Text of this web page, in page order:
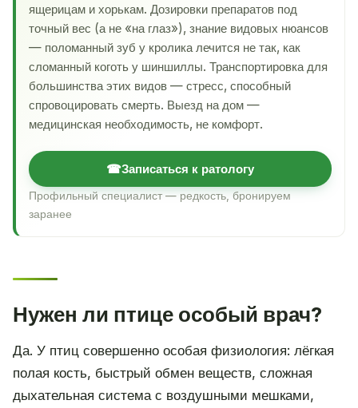
ящерицам и хорькам. Дозировки препаратов под
точный вес (а не «на глаз»), знание видовых нюансов
— поломанный зуб у кролика лечится не так, как
сломанный коготь у шиншиллы. Транспортировка для
большинства этих видов — стресс, способный
спровоцировать смерть. Выезд на дом —
медицинская необходимость, не комфорт.
☎Записаться к ратологу
Профильный специалист — редкость, бронируем
заранее
Нужен ли птице особый врач?
Да. У птиц совершенно особая физиология: лёгкая
полая кость, быстрый обмен веществ, сложная
дыхательная система с воздушными мешками,